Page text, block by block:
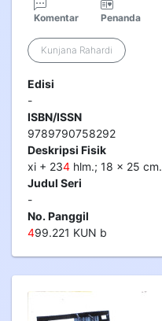
Komentar Penanda
Kunjana Rahardi
Edisi
-
ISBN/ISSN
9789790758292
Deskripsi Fisik
xi + 234 hlm.; 18 x 25 cm.
Judul Seri
-
No. Panggil
499.221 KUN b